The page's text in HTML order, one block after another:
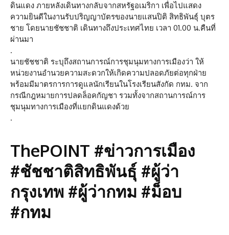
ดินแดง ภายหลังเดินทางกลับจากสหรัฐอเมริกา เพื่อไปแสดง
ความยินดีในงานรับปริญญาบัตรของนายแสนปิติ สิทธิพันธุ์ บุตร
ชาย โดยนายชัชชาติ เดินทางถึงประเทศไทย เวลา 01.00 น.คืนที่
ผ่านมา
.
นายชัชชาติ ระบุถึงสถานการณ์การชุมนุมทางการเมืองว่า ให้
หน่วยงานอำนวยความสะดวกให้เกิดความปลอดภัยต่อทุกฝ่าย
พร้อมมีมาตรการการดูแลนักเรียนในโรงเรียนสังกัด กทม. จาก
กรณีกฎหมายการปลดล็อคกัญชา รวมทั้งจากสถานการณ์การ
ชุมนุมทางการเมืองที่แยกดินแดงด้วย
.
ThePOINT #ข่าวการเมือง
#ชัชชาติสิทธิพันธุ์ #ผู้ว่า
กรุงเทพ #ผู้ว่ากทม #ม็อบ
#กทม